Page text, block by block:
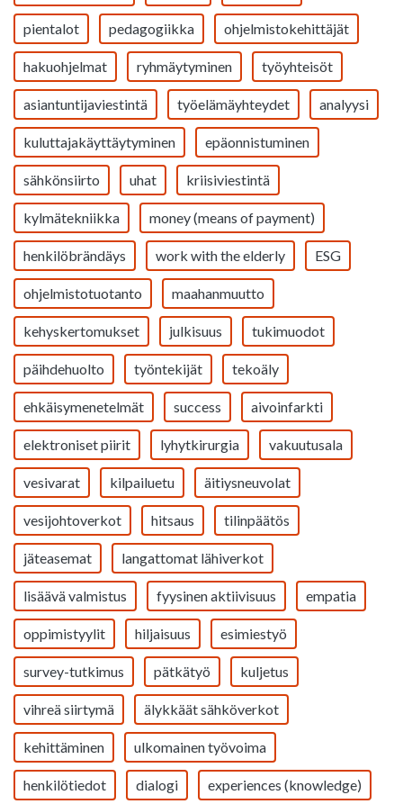
pientalot pedagogiikka ohjelmistokehittäjät
hakuohjelmat ryhmäytyminen työyhteisöt
asiantuntijaviestintä työelämäyhteydet analyysi
kuluttajakäyttäytyminen epäonnistuminen
sähkönsiirto uhat kriisiviestintä
kylmätekniikka money (means of payment)
henkilöbrändäys work with the elderly ESG
ohjelmistotuotanto maahanmuutto
kehyskertomukset julkisuus tukimuodot
päihdehuolto työntekijät tekoäly
ehkäisymenetelmät success aivoinfarkti
elektroniset piirit lyhytkirurgia vakuutusala
vesivarat kilpailuetu äitiysneuvolat
vesijohtoverkot hitsaus tilinpäätös
jäteasemat langattomat lähiverkot
lisäävä valmistus fyysinen aktiivisuus empatia
oppimistyylit hiljaisuus esimiestyö
survey-tutkimus pätkätyö kuljetus
vihreä siirtymä älykkäät sähköverkot
kehittäminen ulkomainen työvoima
henkilötiedot dialogi experiences (knowledge)